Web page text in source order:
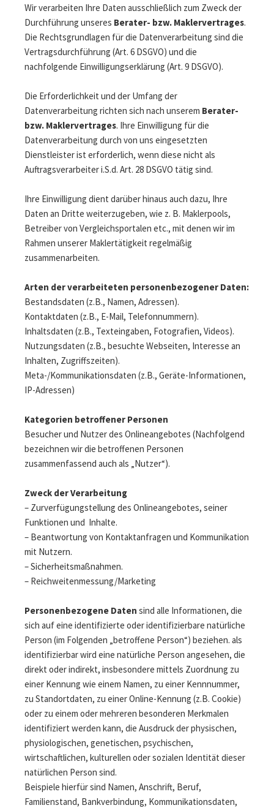
Wir verarbeiten Ihre Daten ausschließlich zum Zweck der
Durchführung unseres Berater- bzw. Maklervertrages.
Die Rechtsgrundlagen für die Datenverarbeitung sind die
Vertragsdurchführung (Art. 6 DSGVO) und die
nachfolgende Einwilligungserklärung (Art. 9 DSGVO).
Die Erforderlichkeit und der Umfang der
Datenverarbeitung richten sich nach unserem Berater-
bzw. Maklervertrages. Ihre Einwilligung für die
Datenverarbeitung durch von uns eingesetzten
Dienstleister ist erforderlich, wenn diese nicht als
Auftragsverarbeiter i.S.d. Art. 28 DSGVO tätig sind.
Ihre Einwilligung dient darüber hinaus auch dazu, Ihre
Daten an Dritte weiterzugeben, wie z. B. Maklerpools,
Betreiber von Vergleichsportalen etc., mit denen wir im
Rahmen unserer Maklertätigkeit regelmäßig
zusammenarbeiten.
Arten der verarbeiteten personenbezogener Daten:
Bestandsdaten (z.B., Namen, Adressen).
Kontaktdaten (z.B., E-Mail, Telefonnummern).
Inhaltsdaten (z.B., Texteingaben, Fotografien, Videos).
Nutzungsdaten (z.B., besuchte Webseiten, Interesse an
Inhalten, Zugriffszeiten).
Meta-/Kommunikationsdaten (z.B., Geräte-Informationen,
IP-Adressen)
Kategorien betroffener Personen
Besucher und Nutzer des Onlineangebotes (Nachfolgend
bezeichnen wir die betroffenen Personen
zusammenfassend auch als „Nutzer“).
Zweck der Verarbeitung
– Zurverfügungstellung des Onlineangebotes, seiner
Funktionen und Inhalte.
– Beantwortung von Kontaktanfragen und Kommunikation
mit Nutzern.
– Sicherheitsmaßnahmen.
– Reichweitenmessung/Marketing
Personenbezogene Daten sind alle Informationen, die
sich auf eine identifizierte oder identifizierbare natürliche
Person (im Folgenden „betroffene Person“) beziehen. als
identifizierbar wird eine natürliche Person angesehen, die
direkt oder indirekt, insbesondere mittels Zuordnung zu
einer Kennung wie einem Namen, zu einer Kennnummer,
zu Standortdaten, zu einer Online-Kennung (z.B. Cookie)
oder zu einem oder mehreren besonderen Merkmalen
identifiziert werden kann, die Ausdruck der physischen,
physiologischen, genetischen, psychischen,
wirtschaftlichen, kulturellen oder sozialen Identität dieser
natürlichen Person sind.
Beispiele hierfür sind Namen, Anschrift, Beruf,
Familienstand, Bankverbindung, Kommunikationsdaten,